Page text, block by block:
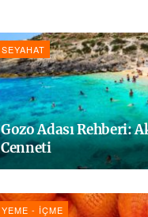
SEYAHAT
Gozo Adası Rehberi:
Cenneti
YEME - İÇME